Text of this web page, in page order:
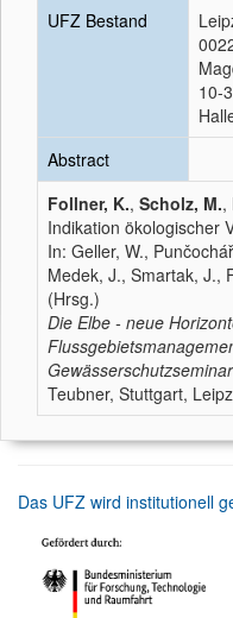
UFZ Bestand
10-
Abstract
Follner, K., Scholz, M.,
Indikation ökologischer
In: Geller, W.,
Medek, J., Smartak, J.,
(Hrsg.)
Die Elbe - neue
Gewässerschutzseminar
Teubner, Stuttgart,
Das UFZ wird institutionell